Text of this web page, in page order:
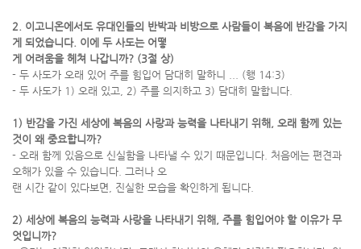
2. 이고니온에서도 유대인들의 반박과 비방으로 사람들이 복음에 반감을 가지
게 되었습니다. 이에 두 사도는 어떻
게 어려움을 헤쳐 나갑니까? (3절 상)
- 두 사도가 오래 있어 주를 힘입어 담대히 말하니 ... (행 14:3)
- 두 사도가 1) 오래 있고, 2) 주를 의지하고 3) 담대히 말합니다.
1) 반감을 가진 세상에 복음의 사랑과 능력을 나타내기 위해, 오래 함께 있는
것이 왜 중요합니까?
- 오래 함께 있음으로 신실함을 나타낼 수 있기 때문입니다. 처음에는 편견과
오해가 있을 수 있습니다. 그러나 오
랜 시간 같이 있다보면, 진실한 모습을 확인하게 됩니다.
2) 세상에 복음의 능력과 사랑을 나타내기 위해, 주를 힘입어야 할 이유가 무
엇입니까?